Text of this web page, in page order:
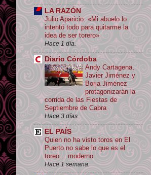
LA RAZÓN
Julio Aparicio: «Mi abuelo lo
intentó todo para quitarme la
idea de ser torero»
Hace 1 día.
Diario Córdoba
Andy Cartagena,
Javier Jiménez y
Borja Jiménez
protagonizarán la
corrida de las Fiestas de
Septiembre de Cabra
Hace 3 días.
EL PAÍS
Quien no ha visto toros en El
Puerto no sabe lo que es el
toreo… moderno
Hace 1 semana.